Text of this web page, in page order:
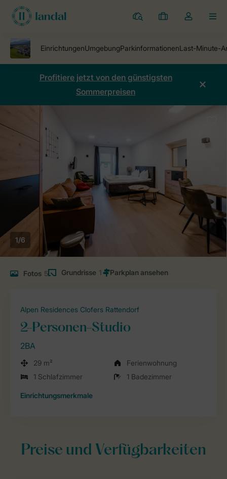
Ferienparks
Meine
Dropdown-
öffnen
Profitiere jetzt von den günstigsten
Sommerpreisen
1/6
Fotos 5 Grundrisse 1
Alpen Residences Clofers Rattendorf
2-Personen-Studio
2BA
29 m²
Ferienwohnung
1 Schlafzimmer
1 Badezimmer
Einrichtungsmerkmale
Preise und Verfügbarkeiten